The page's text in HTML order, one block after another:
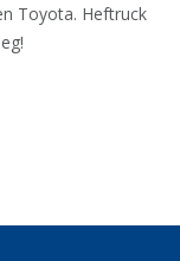
Toyota. Heftruck